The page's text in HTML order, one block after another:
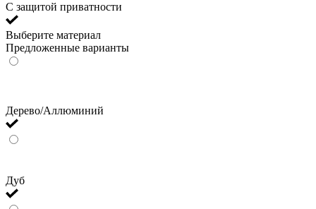
С защитой приватности
Выберите материал
Предложенные варианты
Дерево/Аллюминий
Дуб